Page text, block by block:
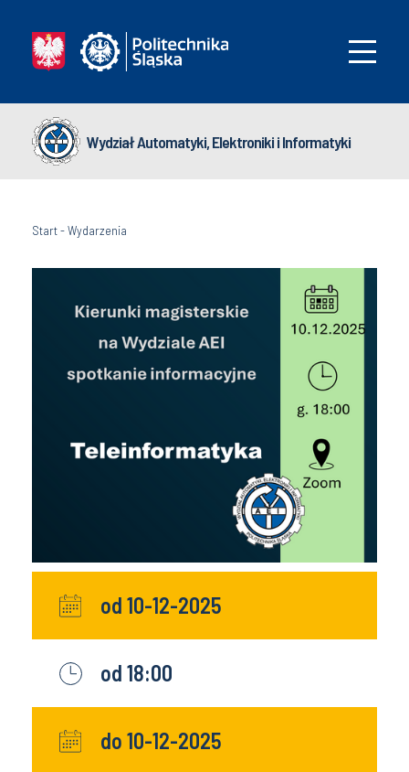
Wydział Automatyki, Elektroniki i Informatyki
Start-Wydarzenia
od 10-12-2025
od 18:00
do 10-12-2025